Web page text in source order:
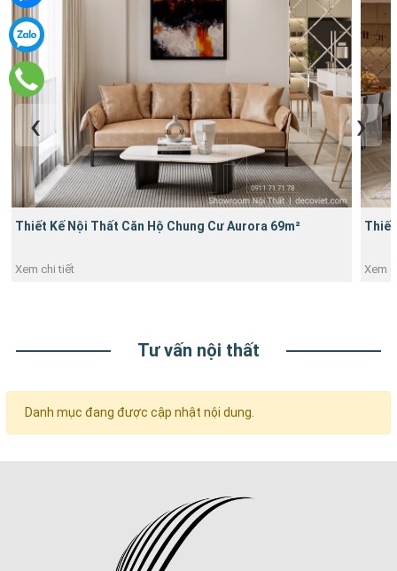
Thiết Kế Nội Thất Chung Cư Sài Gòn Pearl 3PN 134m2
Xem chi tiết
Thiết
Xem
Tư vấn nội thất
Danh mục đang được cập nhật nội dung.